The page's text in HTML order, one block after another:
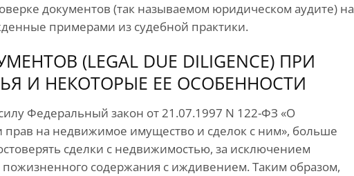
документов (так называемом юридическом аудите) на
примерами из судебной практики.
(LEGAL DUE DILIGENCE) ПРИ
И НЕКОТОРЫЕ ЕЕ ОСОБЕННОСТИ
Федеральный закон от 21.07.1997 N 122-ФЗ «О
прав на недвижимое имущество и сделок с ним», больше
сделки с недвижимостью, за исключением
содержания с иждивением. Таким образом,